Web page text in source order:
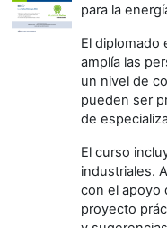
para la
El diplomado
amplía las
un nivel de
pueden ser
de
El curso
industriales.
con el apoyo
proyecto